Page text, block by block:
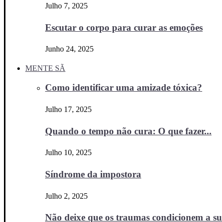
Julho 7, 2025
Escutar o corpo para curar as emoções
Junho 24, 2025
MENTE SÃ
Como identificar uma amizade tóxica?
Julho 17, 2025
Quando o tempo não cura: O que fazer...
Julho 10, 2025
Síndrome da impostora
Julho 2, 2025
Não deixe que os traumas condicionem a